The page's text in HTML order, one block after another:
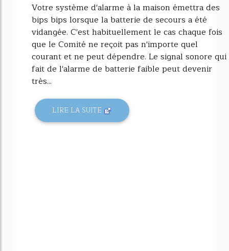
Votre système d'alarme à la maison émettra des
bips bips lorsque la batterie de secours a été
vidangée. C'est habituellement le cas chaque fois
que le Comité ne reçoit pas n'importe quel
courant et ne peut dépendre. Le signal sonore qui
fait de l'alarme de batterie faible peut devenir
très...
LIRE LA SUITE